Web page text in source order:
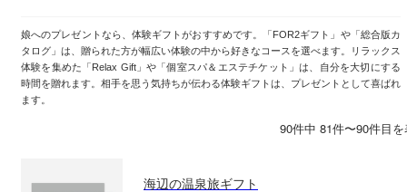
娘へのプレゼントなら、体験ギフトがおすすめです。「FOR2ギフト」や「総合版カ
タログ」は、贈られた方が幅広い体験の中から好きなコースを選べます。リラックス
体験を集めた「Relax Gift」や「個室スパ＆エステチケット」は、自分を大切にする
時間を贈れます。相手を思う気持ちが伝わる体験ギフトは、プレゼントとして喜ばれ
ます。
90件中 81件〜90件目
海辺の温泉旅ギフト